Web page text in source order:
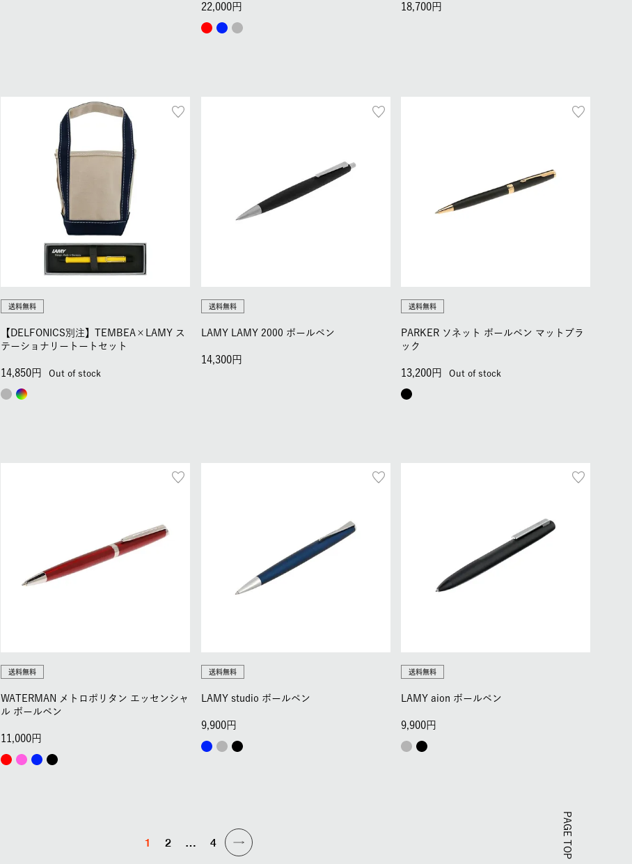
22,000 18,700
送料無料
【DELFONICS別注】TEMBEA×LAMY ス
テーショナリートートセット
14,850 Out of stock
送料無料
LAMY LAMY 2000 ボールペン
14,300
送料無料
PARKER ソネット ボールペン マットブラ
ック
13,200 Out of stock
送料無料
WATERMAN メトロポリタン エッセンシャ
ル ボールペン
11,000
送料無料
LAMY studio ボールペン
9,900
送料無料
LAMY aion ボールペン
9,900
1 2 4 PAGE TOP